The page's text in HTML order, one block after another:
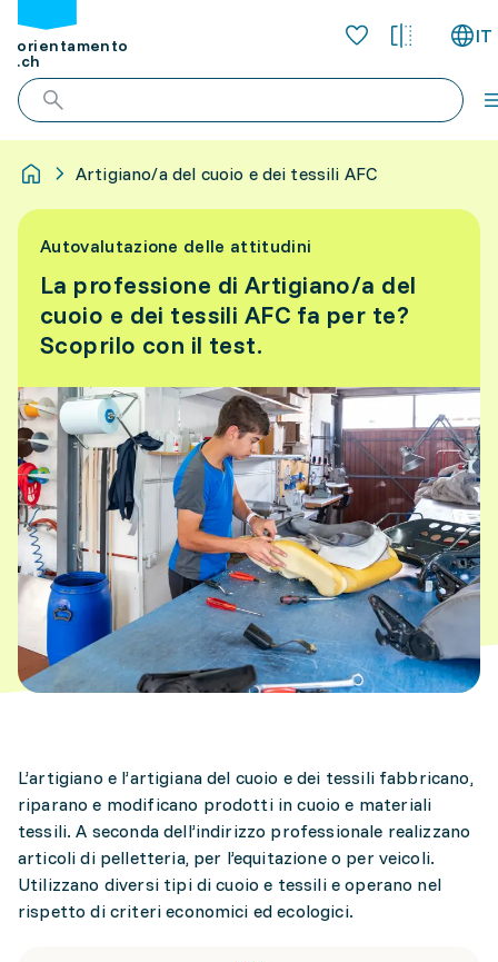
orientamento
.ch
IT
Artigiano/a del cuoio e dei tessili AFC
Autovalutazione delle attitudini
La professione di Artigiano/a del
cuoio e dei tessili AFC fa per te?
Scoprilo con il test.
L’artigiano e l’artigiana del cuoio e dei tessili fabbricano,
riparano e modificano prodotti in cuoio e materiali
tessili. A seconda dell’indirizzo professionale realizzano
articoli di pelletteria, per l’equitazione o per veicoli.
Utilizzano diversi tipi di cuoio e tessili e operano nel
rispetto di criteri economici ed ecologici.